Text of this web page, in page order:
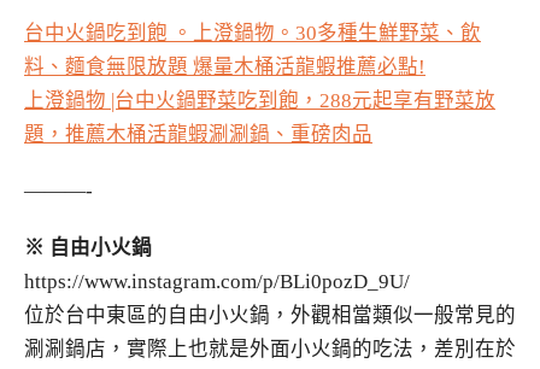
台中火鍋吃到飽 。上澄鍋物。30多種生鮮野菜、飲
料、麵食無限放題 爆量木桶活龍蝦推薦必點!
上澄鍋物 |台中火鍋野菜吃到飽，288元起享有野菜放
題，推薦木桶活龍蝦涮涮鍋、重磅肉品
———-
※ 自由小火鍋
https://www.instagram.com/p/BLi0pozD_9U/
位於台中東區的自由小火鍋，外觀相當類似一般常見的
涮涮鍋店，實際上也就是外面小火鍋的吃法，差別在於